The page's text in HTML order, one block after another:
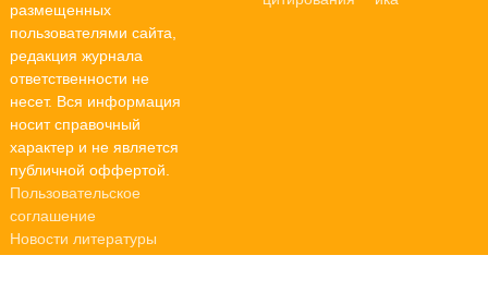
размещенных
пользователями сайта,
редакция журнала
ответственности не
несет. Вся информация
носит справочный
характер и не является
публичной оффертой.
Пользовательское
соглашение
Новости литературы